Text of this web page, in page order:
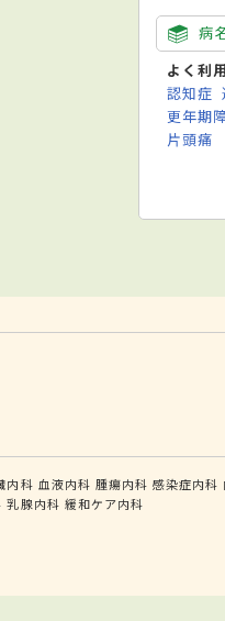
病
よく利
認知症
更年期
片頭痛
内科 血液内科 腫瘍内科 感染症内科
乳腺内科 緩和ケア内科